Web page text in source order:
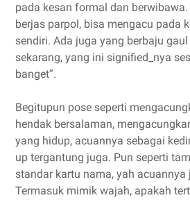
pada kesan formal dan
berjas parpol, bisa mengacu pada
sendiri. Ada juga yang berbaju
sekarang, yang ini signified_nya
banget”.
Begitupun pose seperti
hendak bersalaman,
yang hidup, acuannya sebagai
up tergantung juga. Pun seperti
standar kartu nama, yah acuannya
Termasuk mimik wajah, apakah